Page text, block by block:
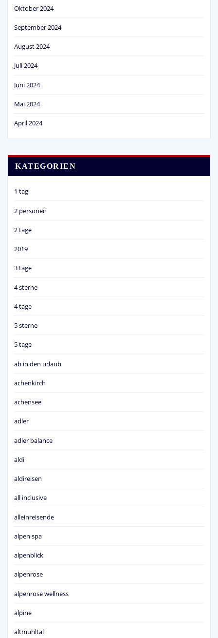
Oktober 2024
September 2024
August 2024
Juli 2024
Juni 2024
Mai 2024
April 2024
KATEGORIEN
1 tag
2 personen
2 tage
2019
3 tage
4 sterne
4 tage
5 sterne
5 tage
ab in den urlaub
achenkirch
achensee
adler
adler balance
aldi
aldireisen
all inclusive
alleinreisende
alpen spa
alpenblick
alpenrose
alpenrose wellness
alpine
altmühltal